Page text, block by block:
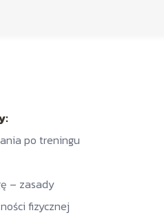
po treningu
– zasady
fizycznej